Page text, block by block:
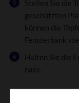
Stellen Sie die
geschützten
können die
Fensterbank
Halten Sie die
nass.